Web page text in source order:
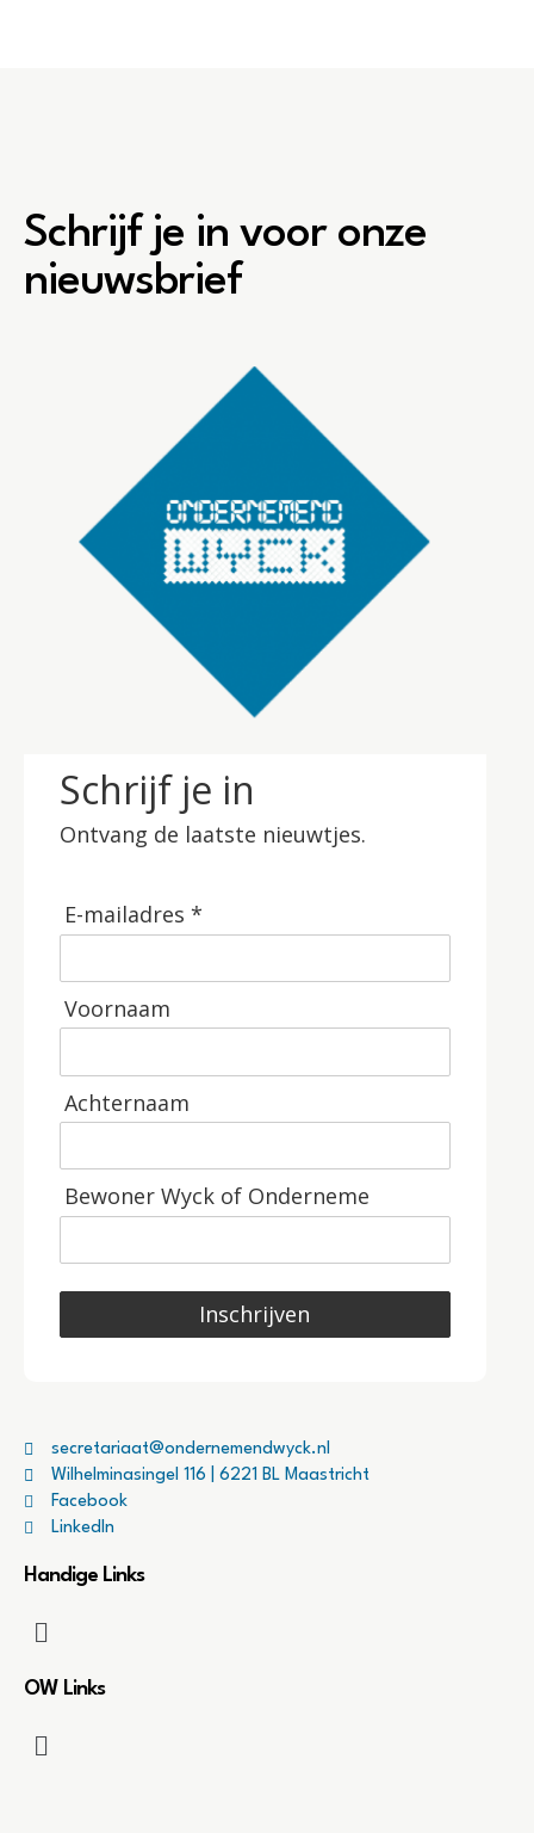
Schrijf je in voor onze
nieuwsbrief
Schrijf je in
Ontvang de laatste nieuwtjes.
E-mailadres *
Voornaam
Achternaam
Bewoner Wyck of Onderneme
Inschrijven
secretariaat@ondernemendwyck.nl
Wilhelminasingel 116 | 6221 BL Maastricht
Facebook
LinkedIn
Handige Links
OW Links